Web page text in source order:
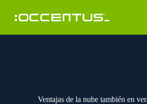
contenido
Ventajas de la nube también en